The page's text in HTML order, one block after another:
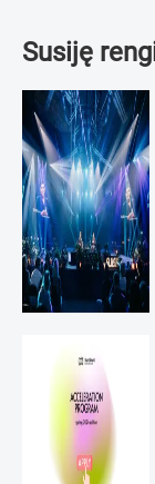
Susiję